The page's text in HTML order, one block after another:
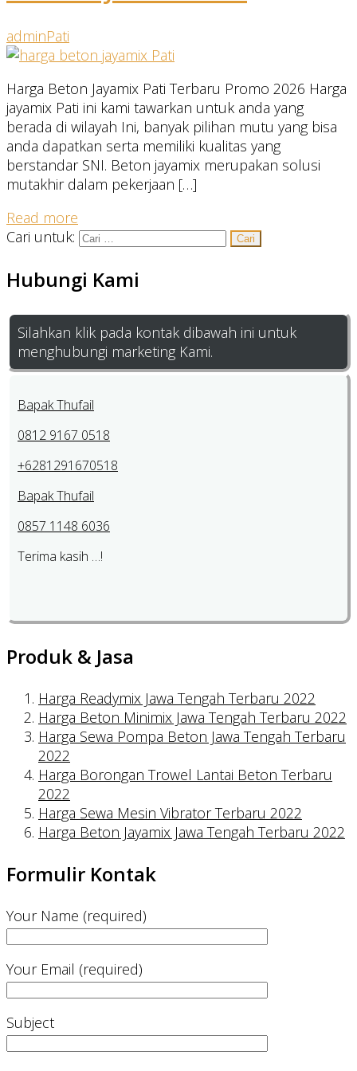
adminPati
Harga Beton Jayamix Pati Terbaru Promo 2026 Harga
jayamix Pati ini kami tawarkan untuk anda yang
berada di wilayah Ini, banyak pilihan mutu yang bisa
anda dapatkan serta memiliki kualitas yang
berstandar SNI. Beton jayamix merupakan solusi
mutakhir dalam pekerjaan […]
Read more
Cari untuk:
Hubungi Kami
Silahkan klik pada kontak dibawah ini untuk
menghubungi marketing Kami.
Bapak Thufail
0812 9167 0518
+6281291670518
Bapak Thufail
0857 1148 6036
Terima kasih …!
Produk & Jasa
Harga Readymix Jawa Tengah Terbaru 2022
Harga Beton Minimix Jawa Tengah Terbaru 2022
Harga Sewa Pompa Beton Jawa Tengah Terbaru
2022
Harga Borongan Trowel Lantai Beton Terbaru
2022
Harga Sewa Mesin Vibrator Terbaru 2022
Harga Beton Jayamix Jawa Tengah Terbaru 2022
Formulir Kontak
Your Name (required)
Your Email (required)
Subject